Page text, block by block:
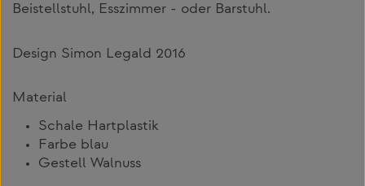
Beistellstuhl, Esszimmer - oder Barstuhl.
Design Simon Legald 2016
Material
Schale Hartplastik
Farbe blau
Gestell Walnuss